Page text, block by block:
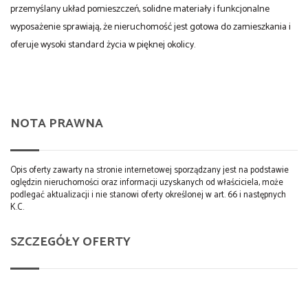
przemyślany układ pomieszczeń, solidne materiały i funkcjonalne
wyposażenie sprawiają, że nieruchomość jest gotowa do zamieszkania i
oferuje wysoki standard życia w pięknej okolicy.
NOTA PRAWNA
Opis oferty zawarty na stronie internetowej sporządzany jest na podstawie
oględzin nieruchomości oraz informacji uzyskanych od właściciela, może
podlegać aktualizacji i nie stanowi oferty określonej w art. 66 i następnych
K.C.
SZCZEGÓŁY OFERTY